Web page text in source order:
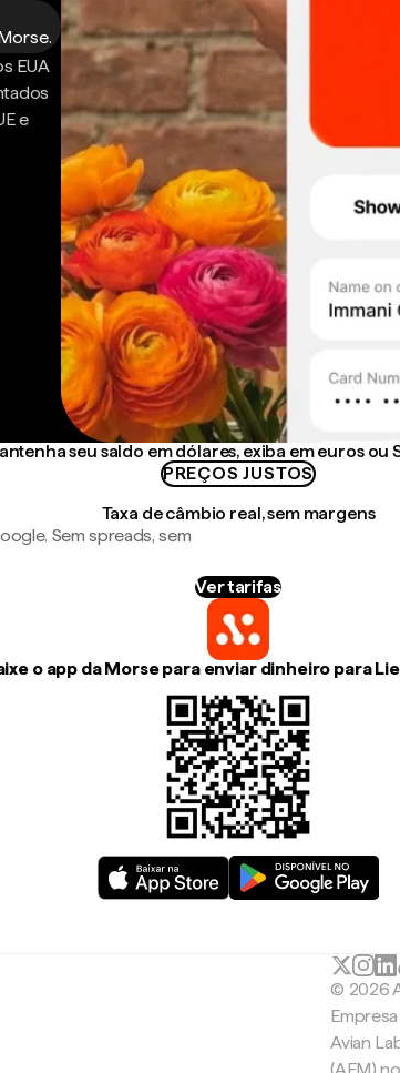
EUA
e
seu saldo em dólares, exiba em euros ou
PREÇOS JUSTOS
Taxa de câmbio real, sem margens
Sem spreads, sem
Ver tarifas
o app da Morse para enviar dinheiro para
© 2026
Avian